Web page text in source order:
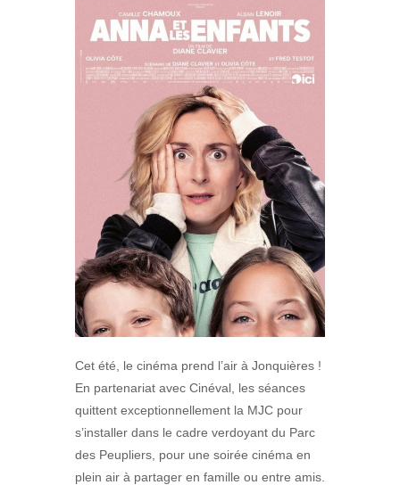
Cet été, le cinéma prend l’air à Jonquières !
En partenariat avec Cinéval, les séances
quittent exceptionnellement la MJC pour
s’installer dans le cadre verdoyant du Parc
des Peupliers, pour une soirée cinéma en
plein air à partager en famille ou entre amis.